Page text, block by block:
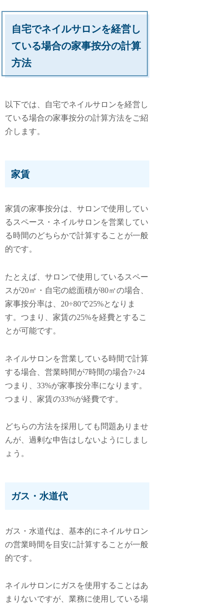
自宅でネイルサロンを経営し
ている場合の家事按分の計算
方法
以下では、自宅でネイルサロンを経営し
ている場合の家事按分の計算方法をご紹
介します。
家賃
家賃の家事按分は、サロンで使用してい
るスペース・ネイルサロンを営業してい
る時間のどちらかで計算することが一般
的です。
たとえば、サロンで使用しているスペー
スが20㎡・自宅の総面積が80㎡の場合、
家事按分率は、20÷80で25%となりま
す。つまり、家賃の25%を経費とするこ
とが可能です。
ネイルサロンを営業している時間で計算
する場合、営業時間が7時間の場合7÷24
つまり、33%が家事按分率になります。
つまり、家賃の33%が経費です。
どちらの方法を採用しても問題ありませ
んが、過剰な申告はしないようにしまし
ょう。
ガス・水道代
ガス・水道代は、基本的にネイルサロン
の営業時間を目安に計算することが一般
的です。
ネイルサロンにガスを使用することはあ
まりないですが、業務に使用している場